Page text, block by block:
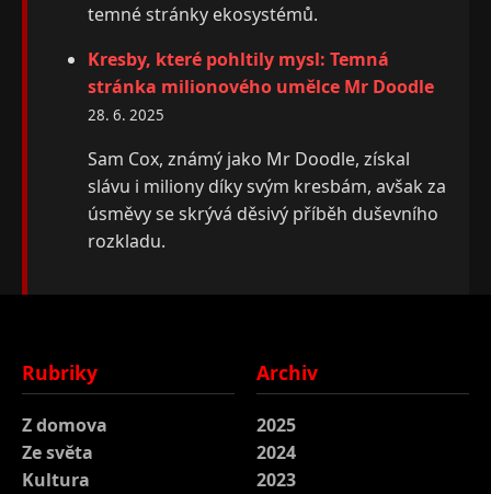
temné stránky ekosystémů.
Kresby, které pohltily mysl: Temná
stránka milionového umělce Mr Doodle
28. 6. 2025
Sam Cox, známý jako Mr Doodle, získal
slávu i miliony díky svým kresbám, avšak za
úsměvy se skrývá děsivý příběh duševního
rozkladu.
Rubriky
Z domova
Ze světa
Kultura
Archiv
2025
2024
2023